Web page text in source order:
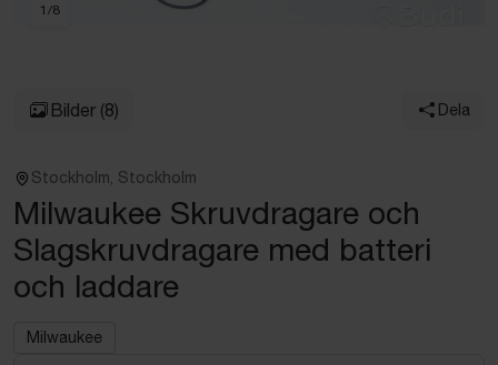
1 /8
Bilder (8) Dela
Stockholm, Stockholm
Milwaukee Skruvdragare och
Slagskruvdragare med batteri
och laddare
Milwaukee